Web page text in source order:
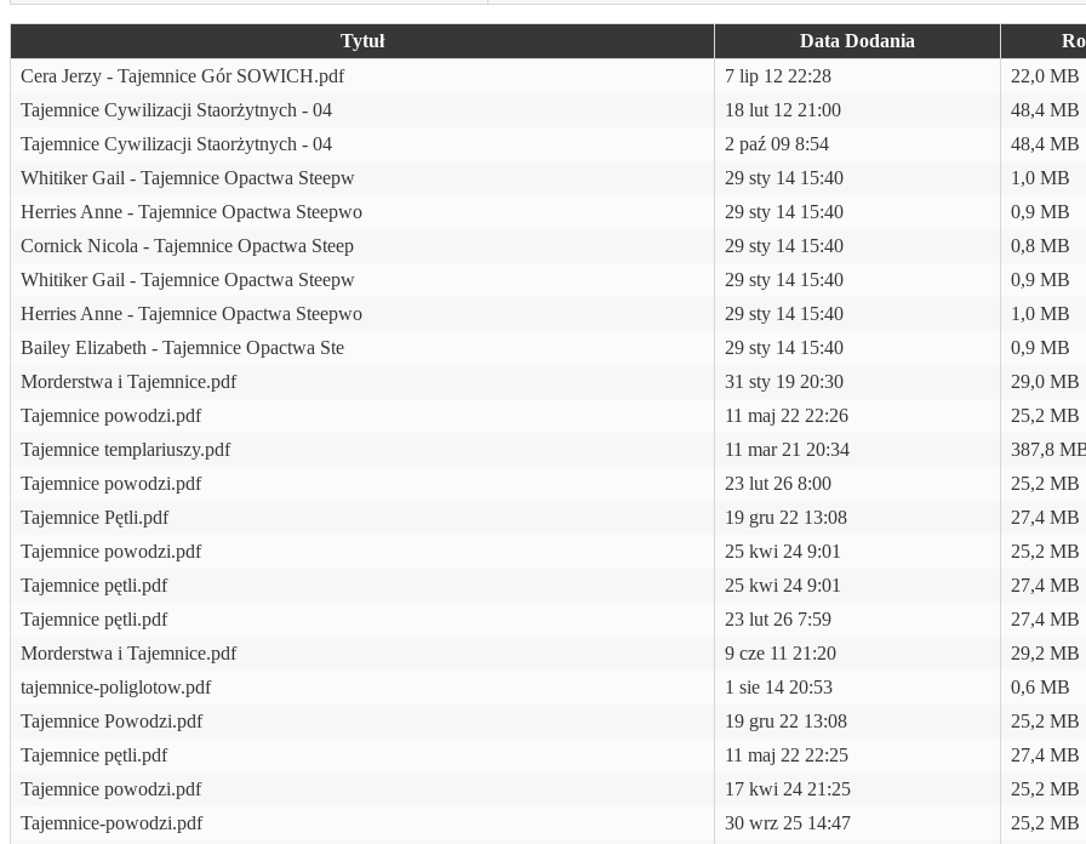
Tytuł Data Dodania
Cera Jerzy - Tajemnice Gór SOWICH.pdf
7 lip 12 22:28
22,0 MB
Tajemnice Cywilizacji Staorżytnych - 04
18 lut 12 21:00
48,4 MB
Tajemnice Cywilizacji Staorżytnych - 04
2 paź 09 8:54
48,4 MB
Whitiker Gail - Tajemnice Opactwa Steepw
29 sty 14 15:40
1,0 MB
Herries Anne - Tajemnice Opactwa Steepwo
29 sty 14 15:40
0,9 MB
Cornick Nicola - Tajemnice Opactwa Steep
29 sty 14 15:40
0,8 MB
Whitiker Gail - Tajemnice Opactwa Steepw
29 sty 14 15:40
0,9 MB
Herries Anne - Tajemnice Opactwa Steepwo
29 sty 14 15:40
1,0 MB
Bailey Elizabeth - Tajemnice Opactwa Ste
29 sty 14 15:40
0,9 MB
Morderstwa i Tajemnice.pdf
31 sty 19 20:30
29,0 MB
Tajemnice powodzi.pdf
11 maj 22 22:26
25,2 MB
Tajemnice templariuszy.pdf
11 mar 21 20:34
387,8
Tajemnice powodzi.pdf
23 lut 26 8:00
25,2 MB
Tajemnice Pętli.pdf
19 gru 22 13:08
27,4 MB
Tajemnice powodzi.pdf
25 kwi 24 9:01
25,2 MB
Tajemnice pętli.pdf
25 kwi 24 9:01
27,4 MB
Tajemnice pętli.pdf
23 lut 26 7:59
27,4 MB
Morderstwa i Tajemnice.pdf
9 cze 11 21:20
29,2 MB
tajemnice-poliglotow.pdf
1 sie 14 20:53
0,6 MB
Tajemnice Powodzi.pdf
19 gru 22 13:08
25,2 MB
Tajemnice pętli.pdf
11 maj 22 22:25
27,4 MB
Tajemnice powodzi.pdf
17 kwi 24 21:25
25,2 MB
Tajemnice-powodzi.pdf
30 wrz 25 14:47
25,2 MB